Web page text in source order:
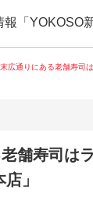
「YOKOSO新
末広通りにある老舗寿司
舗寿司は
」